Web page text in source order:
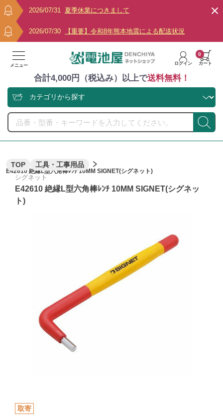
2026/07/31 夏季休業につきまして
2026/07/30 【重要】令和8年熊本地震による配送状況
メニュー ログイン カート
0
合計4,000円（税込み）以上で送料無料！
TOP 工具・工事用品
E42610 絶縁L型六角棒ﾚﾝﾁ 10MM SIGNET(シグネット)
シグネット
E42610 絶縁L型六角棒ﾚﾝﾁ 10MM SIGNET(シグネッ
ト)
取寄